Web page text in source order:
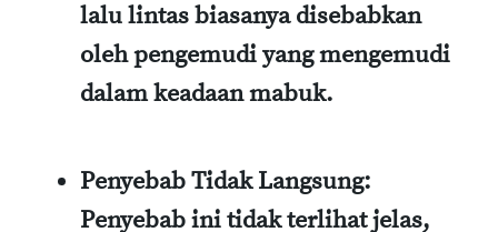
lalu lintas biasanya disebabkan
oleh pengemudi yang mengemudi
dalam keadaan mabuk.
Penyebab Tidak Langsung:
Penyebab ini tidak terlihat jelas,